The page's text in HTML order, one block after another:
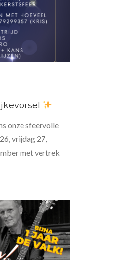
onze sfeervolle
vrijdag 27,
met vertrek